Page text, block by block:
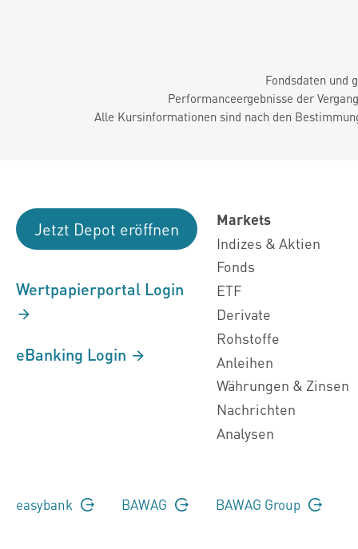
Fondsdaten und
Performanceergebnisse der
Alle Kursinformationen sind nach den
Jetzt Depot eröffnen
Wertpapierportal Login
eBanking Login
Markets
Indizes & Aktien
Fonds
ETF
Derivate
Rohstoffe
Anleihen
Währungen & Zinsen
Nachrichten
Analysen
easybank BAWAG BAWAG Group